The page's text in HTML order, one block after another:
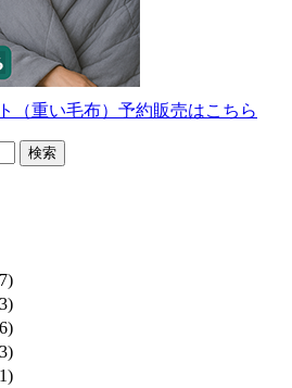
（重い毛布）予約販売はこちら